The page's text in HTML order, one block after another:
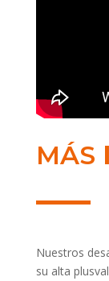
MÁS
Nuestros
su alta